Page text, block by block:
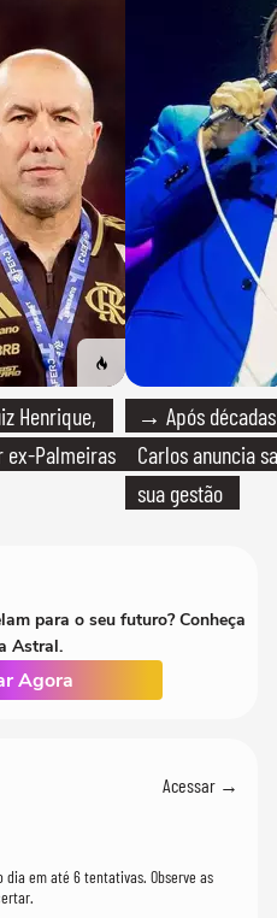
Henrique,
ex-Palmeiras
→ Após
Carlos anuncia
sua gestão
para o seu futuro? Conheça
Astral.
Agora
Acessar →
dia em até 6 tentativas. Observe as